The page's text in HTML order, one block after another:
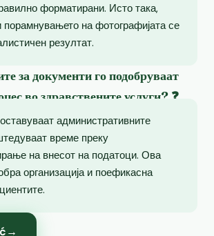
форматирани. Исто така,
порамнувањето на фотографијата се
резултат.
за документи го подобруваат
во здравствените услуги? ❓
административните
време преку
на внесот на податоци. Ова
организација и поефикасна
→